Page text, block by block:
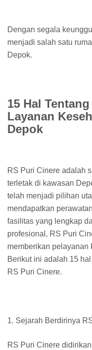
Dengan segala
menjadi salah satu
Depok.
15 Hal
Layanan
Depok
RS Puri Cinere adalah
terletak di kawasan
telah menjadi pilihan
mendapatkan
fasilitas yang lengkap
profesional, RS Puri
memberikan pelayanan
Berikut ini adalah 15
RS Puri Cinere.
1. Sejarah Berdirinya
RS Puri Cinere